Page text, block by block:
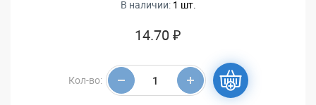
В наличии: 1 шт.
14.70 ₽
Кол-во: